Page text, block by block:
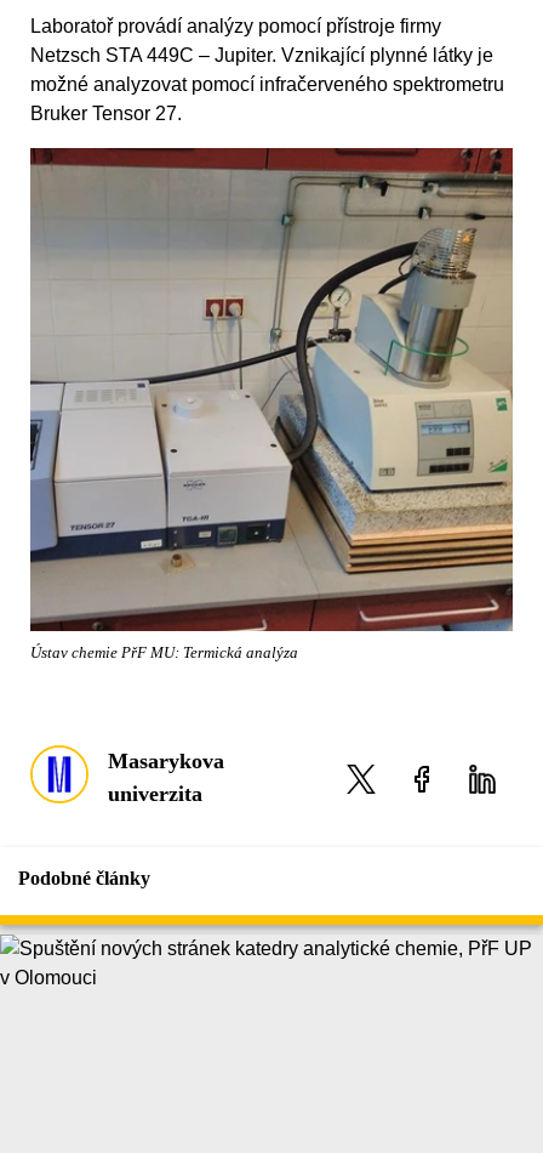
Laboratoř provádí analýzy pomocí přístroje firmy
Netzsch STA 449C – Jupiter. Vznikající plynné látky je
možné analyzovat pomocí infračerveného spektrometru
Bruker Tensor 27.
Ústav chemie PřF MU: Termická analýza
Masarykova
univerzita
Podobné články